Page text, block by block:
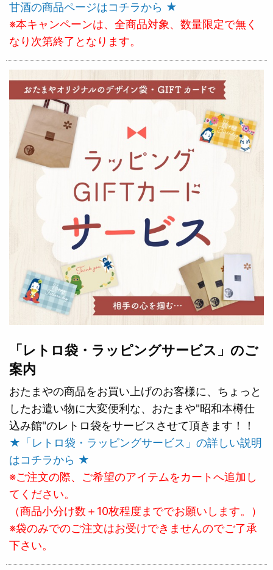
甘酒の商品ページはコチラから ★
※本キャンペーンは、全商品対象、数量限定で無く
なり次第終了となります。
「レトロ袋・ラッピングサービス」のご
案内
おたまやの商品をお買い上げのお客様に、ちょっと
したお遣い物に大変便利な、おたまや"昭和本樽仕
込み館"のレトロ袋をサービスさせて頂きます！！
★「レトロ袋・ラッピングサービス」の詳しい説明
はコチラから ★
※ご注文の際、ご希望のアイテムをカートへ追加し
てください。
（商品小分け数＋10枚程度まででお願いします。）
※袋のみでのご注文はお受けできませんのでご了承
下さい。